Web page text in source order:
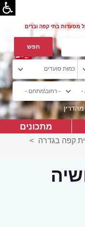
מסעדות בתי קפה וברים
מהדרין
מתכונים
קפה בגדרה >